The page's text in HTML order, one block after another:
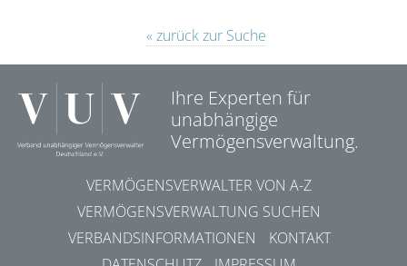
« zurück zur Suche
Ihre Experten für
unabhängige
Vermögensverwaltung.
VERMÖGENSVERWALTER VON A-Z
VERMÖGENSVERWALTUNG SUCHEN
VERBANDSINFORMATIONEN
KONTAKT